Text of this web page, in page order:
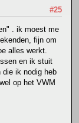
#25
. ik moest me
fijn om
alles werkt.
en ik stuit
die ik nodig heb
op het VWM